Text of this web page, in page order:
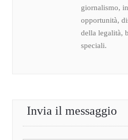
giornalismo,
opportunità,
della legalità,
speciali.
Invia il messaggio